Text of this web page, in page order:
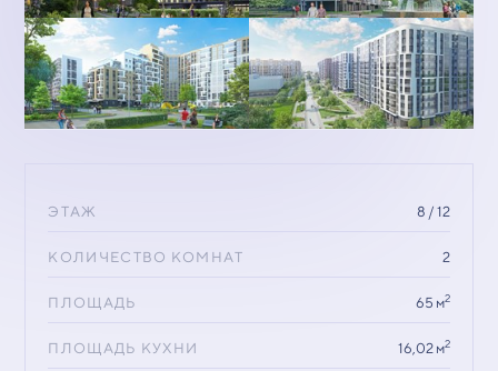
ЭТАЖ 8 / 12
КОЛИЧЕСТВО КОМНАТ 2
ПЛОЩАДЬ 65 м2
ПЛОЩАДЬ КУХНИ 16,02 м2